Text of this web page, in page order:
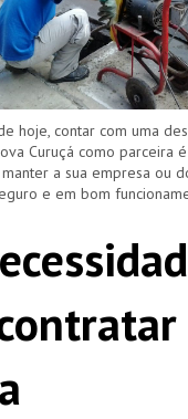
hoje, contar com uma
Curuçá como parceira
a sua empresa ou
e em bom